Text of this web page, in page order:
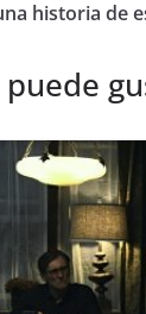
historia de